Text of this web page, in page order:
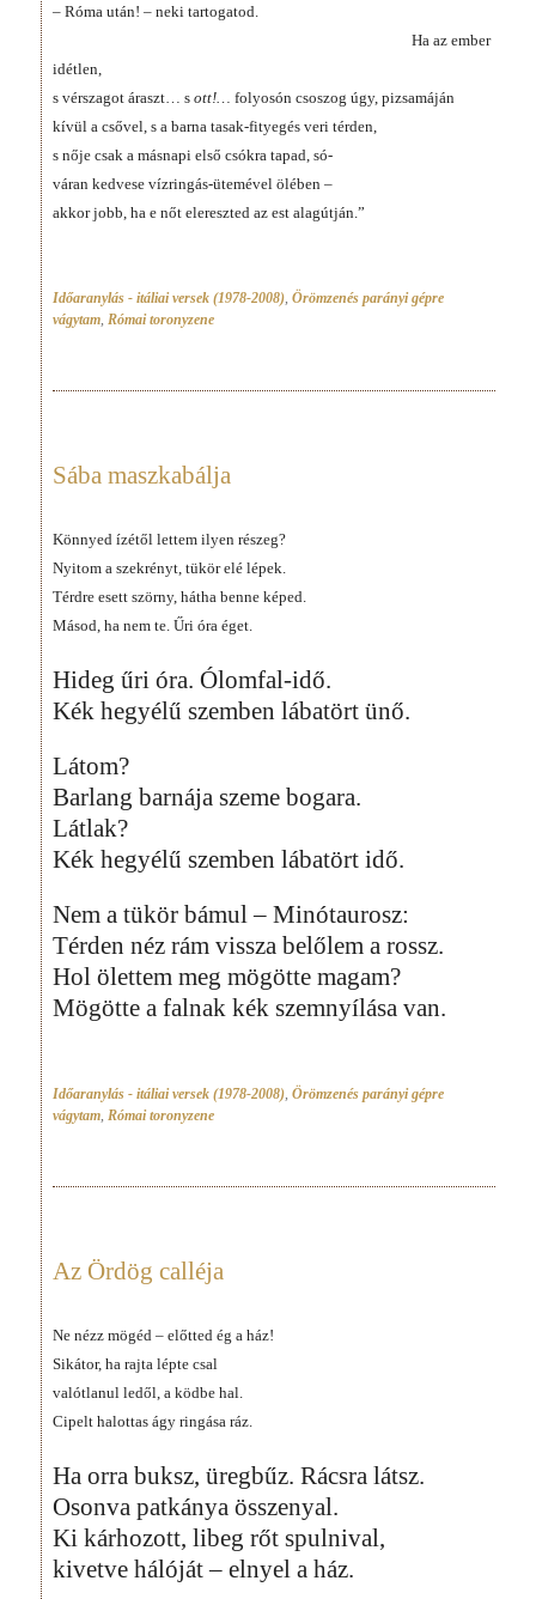
– Róma után! – neki tartogatod.
Ha az ember
idétlen,
s vérszagot áraszt… s ott!…
folyosón csoszog úgy, pizsamáján
kívül a csővel, s a barna tasak-fityegés veri térden,
s nője csak a másnapi első csókra tapad, só-
váran kedvese vízringás-ütemével ölében –
akkor jobb, ha e nőt elereszted az est alagútján.”
Időaranylás - itáliai versek (1978-2008) Örömzenés parányi gépre
vágytam Római toronyzene
Sába maszkabálja
Könnyed ízétől lettem ilyen részeg?
Nyitom a szekrényt, tükör elé lépek.
Térdre esett szörny, hátha benne képed.
Másod, ha nem te. Űri óra éget.
Hideg űri óra. Ólomfal-idő.
Kék hegyélű szemben lábatört ünő.
Látom?
Barlang barnája szeme bogara.
Látlak?
Kék hegyélű szemben lábatört idő.
Nem a tükör bámul – Minótaurosz:
Térden néz rám vissza belőlem a rossz.
Hol ölettem meg mögötte magam?
Mögötte a falnak kék szemnyílása van.
Időaranylás - itáliai versek (1978-2008), Örömzenés parányi gépre
vágytam, Római toronyzene
Az Ördög calléja
Ne nézz mögéd – előtted ég a ház!
Sikátor, ha rajta lépte csal
valótlanul ledől, a ködbe hal.
Cipelt halottas ágy ringása ráz.
Ha orra buksz, üregbűz. Rácsra látsz.
Osonva patkánya összenyal.
Ki kárhozott, libeg rőt spulnival,
kivetve hálóját – elnyel a ház.